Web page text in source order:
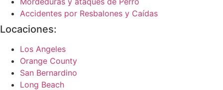
Accidentes por Resbalones y Caídas
Locaciones:
Los Angeles
Orange County
San Bernardino
Long Beach